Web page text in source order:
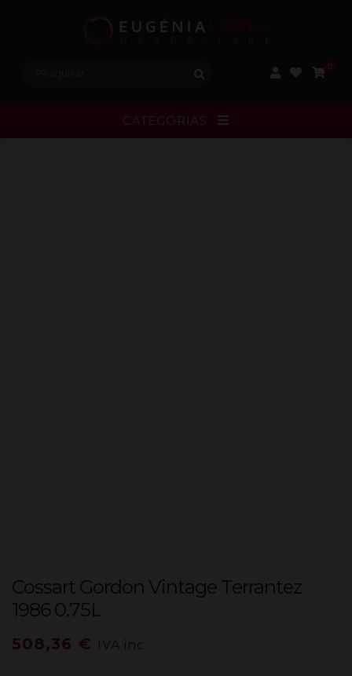
CATEGORIAS
Cossart Gordon Vintage Terrantez
1986 0.75L
508,36 € IVA inc.